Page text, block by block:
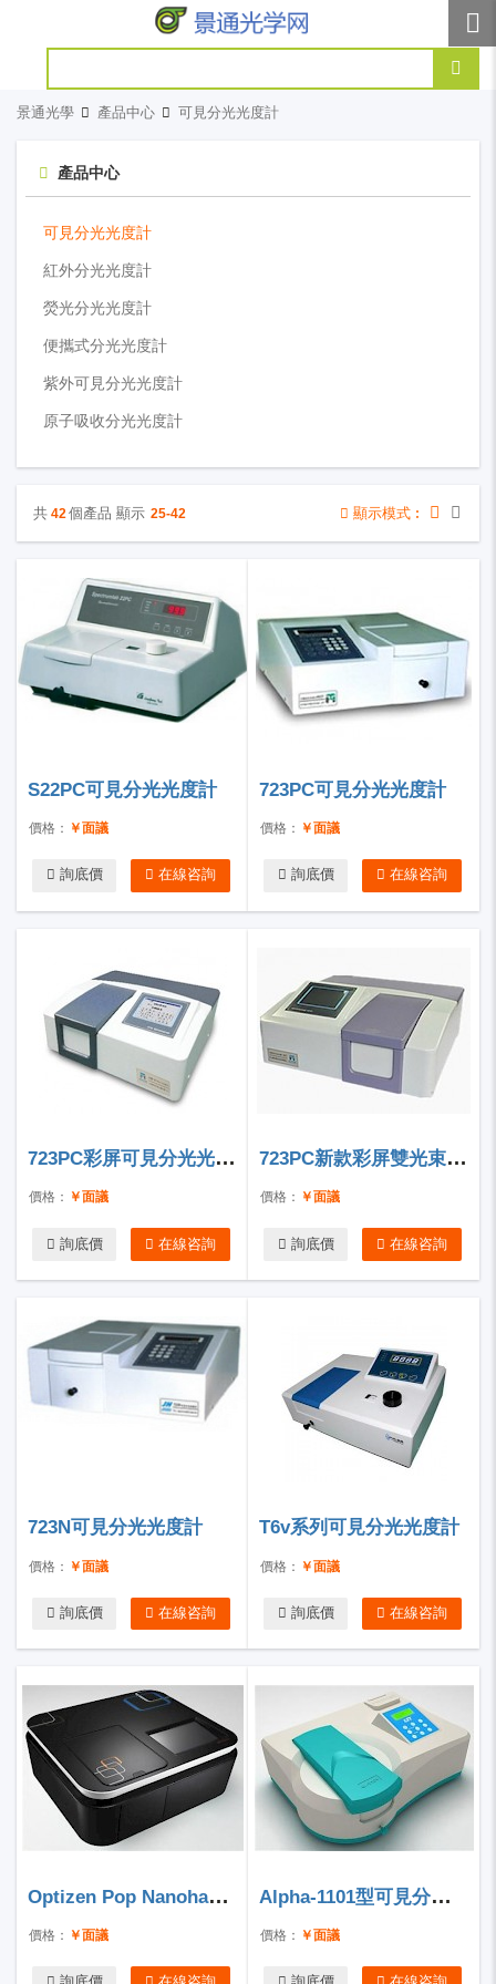
景通光學 產品中心 可見分光光度計
產品中心
可見分光光度計
紅外分光光度計
熒光分光光度計
便攜式分光光度計
紫外可見分光光度計
原子吸收分光光度計
共 42個產品 顯示 25-42 顯示模式︰
S22PC可見分光光度計
價格： ￥面議
詢底價 在線咨詢
723PC可見分光光度計
價格： ￥面議
詢底價 在線咨詢
723PC彩屏可見分光光度計
價格： ￥面議
詢底價 在線咨詢
723PC新款彩屏雙光束比例可見分光光度計
價格： ￥面議
詢底價 在線咨詢
723N可見分光光度計
價格： ￥面議
詢底價 在線咨詢
T6v系列可見分光光度計
價格： ￥面議
詢底價 在線咨詢
Optizen Pop Nanohandler Bio超微量分光光度計
價格： ￥面議
Alpha-1101型可見分光光度計
價格： ￥面議